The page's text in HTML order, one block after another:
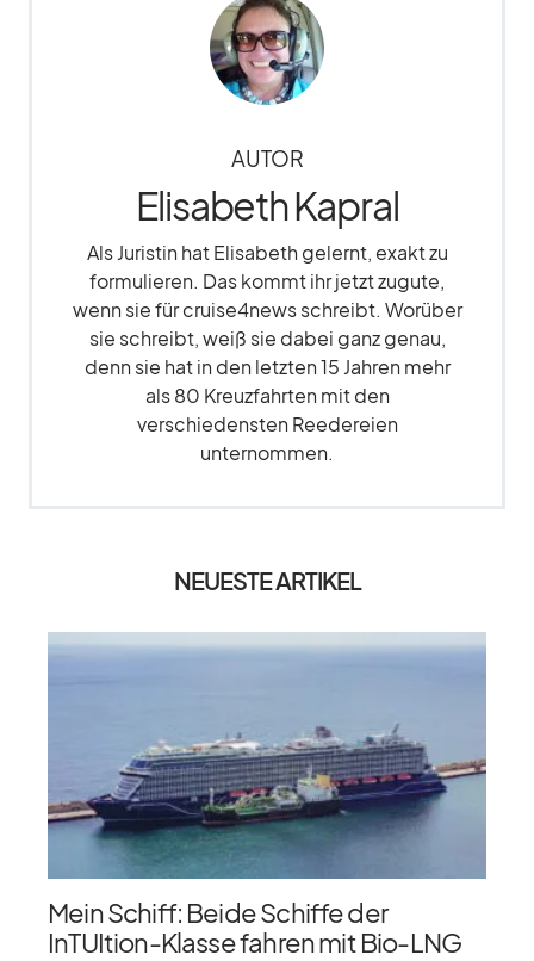
AUTOR
Elisabeth Kapral
Als Juristin hat Elisabeth gelernt, exakt zu
formulieren. Das kommt ihr jetzt zugute,
wenn sie für cruise4news schreibt. Worüber
sie schreibt, weiß sie dabei ganz genau,
denn sie hat in den letzten 15 Jahren mehr
als 80 Kreuzfahrten mit den
verschiedensten Reedereien
unternommen.
NEUESTE ARTIKEL
Mein Schiff: Beide Schiffe der
InTUItion-Klasse fahren mit Bio-LNG